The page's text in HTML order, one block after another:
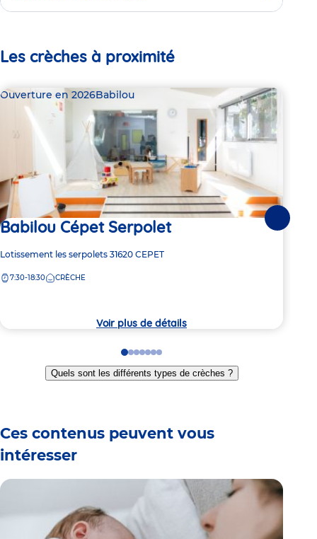
Les crèches à proximité
Ouverture en 2026Babilou
Babilou Cépet Serpolet
Adresse
la
Lotissement les serpolets 31620 CEPET
7:30-18:30 CRÈCHE
Voir plus de détails
Go
to
slide
Go
to
slide
Go
to
slide
Go
to
slide
Go
to
slide
Go
to
slide
Go
to
slide
Quels sont les différents types de crèches ?
Ces contenus peuvent vous
intéresser